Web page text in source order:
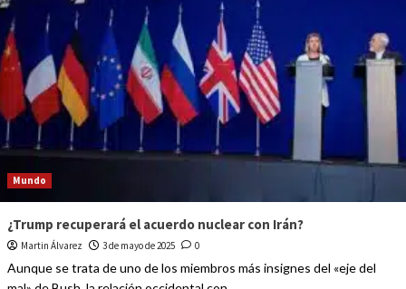
Mundo
¿Trump recuperará el acuerdo nuclear con Irán?
Martin Álvarez 3 de mayo de 2025 0
Aunque se trata de uno de los miembros más insignes del «eje del